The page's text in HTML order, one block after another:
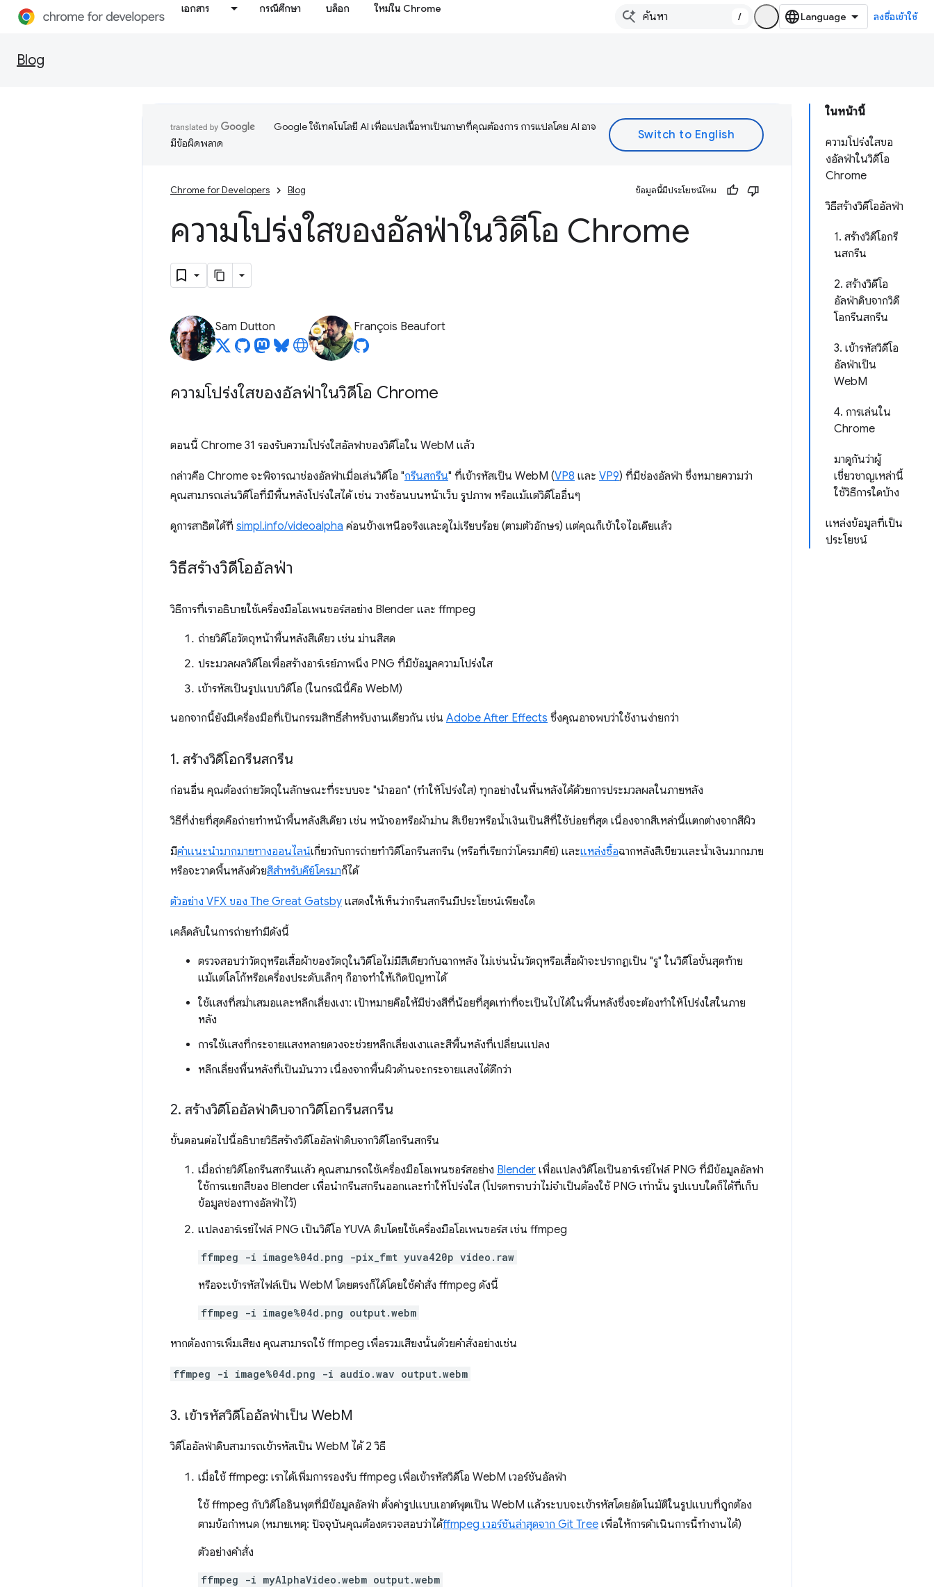
เอกสาร กรณีศึกษา บล็อก ใหม่ใน Chrome
/ ลงชื่อเข้าใช้
Blog
ในหน้านี้
ความโปร่งใสขอ
งอัลฟ่าในวิดีโอ
Chrome
วิธีสร้างวิดีโออัลฟ่า
1. สร้างวิดีโอกรี
นสกรีน
2. สร้างวิดีโอ
อัลฟ่าดิบจากวิดี
โอกรีนสกรีน
3. เข้ารหัสวิดีโอ
อัลฟ่าเป็น
WebM
4. การเล่นใน
Chrome
มาดูกันว่าผู้
เชี่ยวชาญเหล่านี้
ใช้วิธีการใดบ้าง
แหล่งข้อมูลที่เป็น
ประโยชน์
Google ใช้เทคโนโลยี AI เพื่อแปลเนื้อหาเป็นภาษาที่คุณต้องการ การแปลโดย AI อาจ
มีข้อผิดพลาด
Chrome for Developers Blog ข้อมูลนี้มีประโยชน์ไหม
ความโปร่งใสของอัลฟ่าในวิดีโอ Chrome
Sam Dutton François Beaufort
ความโปร่งใสของอัลฟ่าในวิดีโอ Chrome
ตอนนี้ Chrome 31 รองรับความโปร่งใสอัลฟาของวิดีโอใน WebM แล้ว
กล่าวคือ Chrome จะพิจารณาช่องอัลฟ่าเมื่อเล่นวิดีโอ "กรีนสกรีน" ที่เข้ารหัสเป็น WebM (VP8 และ VP9) ที่มีช่องอัลฟ่า ซึ่งหมายความว่า
คุณสามารถเล่นวิดีโอที่มีพื้นหลังโปร่งใสได้ เช่น วางซ้อนบนหน้าเว็บ รูปภาพ หรือแม้แต่วิดีโออื่นๆ
ดูการสาธิตได้ที่ simpl.info/videoalpha ค่อนข้างเหนือจริงและดูไม่เรียบร้อย (ตามตัวอักษร) แต่คุณก็เข้าใจไอเดียแล้ว
วิธีสร้างวิดีโออัลฟ่า
วิธีการที่เราอธิบายใช้เครื่องมือโอเพนซอร์สอย่าง Blender และ ffmpeg
ถ่ายวิดีโอวัตถุหน้าพื้นหลังสีเดียว เช่น ม่านสีสด
ประมวลผลวิดีโอเพื่อสร้างอาร์เรย์ภาพนิ่ง PNG ที่มีข้อมูลความโปร่งใส
เข้ารหัสเป็นรูปแบบวิดีโอ (ในกรณีนี้คือ WebM)
นอกจากนี้ยังมีเครื่องมือที่เป็นกรรมสิทธิ์สำหรับงานเดียวกัน เช่น Adobe After Effects ซึ่งคุณอาจพบว่าใช้งานง่ายกว่า
1. สร้างวิดีโอกรีนสกรีน
ก่อนอื่น คุณต้องถ่ายวัตถุในลักษณะที่ระบบจะ "นำออก" (ทำให้โปร่งใส) ทุกอย่างในพื้นหลังได้ด้วยการประมวลผลในภายหลัง
วิธีที่ง่ายที่สุดคือถ่ายทำหน้าพื้นหลังสีเดียว เช่น หน้าจอหรือผ้าม่าน สีเขียวหรือน้ำเงินเป็นสีที่ใช้บ่อยที่สุด เนื่องจากสีเหล่านี้แตกต่างจากสีผิว
มีคำแนะนำมากมายทางออนไลน์เกี่ยวกับการถ่ายทำวิดีโอกรีนสกรีน (หรือที่เรียกว่าโครมาคีย์) และแหล่งซื้อฉากหลังสีเขียวและน้ำเงินมากมาย
หรือจะวาดพื้นหลังด้วยสีสำหรับคีย์โครมาก็ได้
ตัวอย่าง VFX ของ The Great Gatsby แสดงให้เห็นว่ากรีนสกรีนมีประโยชน์เพียงใด
เคล็ดลับในการถ่ายทำมีดังนี้
ตรวจสอบว่าวัตถุหรือเสื้อผ้าของวัตถุในวิดีโอไม่มีสีเดียวกับฉากหลัง ไม่เช่นนั้นวัตถุหรือเสื้อผ้าจะปรากฏเป็น "รู" ในวิดีโอขั้นสุดท้าย
แม้แต่โลโก้หรือเครื่องประดับเล็กๆ ก็อาจทำให้เกิดปัญหาได้
ใช้แสงที่สม่ำเสมอและหลีกเลี่ยงเงา: เป้าหมายคือให้มีช่วงสีที่น้อยที่สุดเท่าที่จะเป็นไปได้ในพื้นหลังซึ่งจะต้องทำให้โปร่งใสในภาย
หลัง
การใช้แสงที่กระจายแสงหลายดวงจะช่วยหลีกเลี่ยงเงาและสีพื้นหลังที่เปลี่ยนแปลง
หลีกเลี่ยงพื้นหลังที่เป็นมันวาว เนื่องจากพื้นผิวด้านจะกระจายแสงได้ดีกว่า
2. สร้างวิดีโออัลฟ่าดิบจากวิดีโอกรีนสกรีน
ขั้นตอนต่อไปนี้อธิบายวิธีสร้างวิดีโออัลฟ่าดิบจากวิดีโอกรีนสกรีน
เมื่อถ่ายวิดีโอกรีนสกรีนแล้ว คุณสามารถใช้เครื่องมือโอเพนซอร์สอย่าง Blender เพื่อแปลงวิดีโอเป็นอาร์เรย์ไฟล์ PNG ที่มีข้อมูลอัลฟา
ใช้การแยกสีของ Blender เพื่อนำกรีนสกรีนออกและทำให้โปร่งใส (โปรดทราบว่าไม่จำเป็นต้องใช้ PNG เท่านั้น รูปแบบใดก็ได้ที่เก็บ
ข้อมูลช่องทางอัลฟ่าไว้)
แปลงอาร์เรย์ไฟล์ PNG เป็นวิดีโอ YUVA ดิบโดยใช้เครื่องมือโอเพนซอร์ส เช่น ffmpeg
ffmpeg -i image%04d.png -pix_fmt yuva420p video.raw
หรือจะเข้ารหัสไฟล์เป็น WebM โดยตรงก็ได้โดยใช้คำสั่ง ffmpeg ดังนี้
ffmpeg -i image%04d.png output.webm
หากต้องการเพิ่มเสียง คุณสามารถใช้ ffmpeg เพื่อรวมเสียงนั้นด้วยคำสั่งอย่างเช่น
ffmpeg -i image%04d.png -i audio.wav output.webm
3. เข้ารหัสวิดีโออัลฟ่าเป็น WebM
วิดีโออัลฟ่าดิบสามารถเข้ารหัสเป็น WebM ได้ 2 วิธี
เมื่อใช้ ffmpeg: เราได้เพิ่มการรองรับ ffmpeg เพื่อเข้ารหัสวิดีโอ WebM เวอร์ชันอัลฟ่า
ใช้ ffmpeg กับวิดีโออินพุตที่มีข้อมูลอัลฟ่า ตั้งค่ารูปแบบเอาต์พุตเป็น WebM แล้วระบบจะเข้ารหัสโดยอัตโนมัติในรูปแบบที่ถูกต้อง
ตามข้อกำหนด (หมายเหตุ: ปัจจุบันคุณต้องตรวจสอบว่าได้ffmpeg เวอร์ชันล่าสุดจาก Git Tree เพื่อให้การดำเนินการนี้ทำงานได้)
ตัวอย่างคำสั่ง
ffmpeg -i myAlphaVideo.webm output.webm